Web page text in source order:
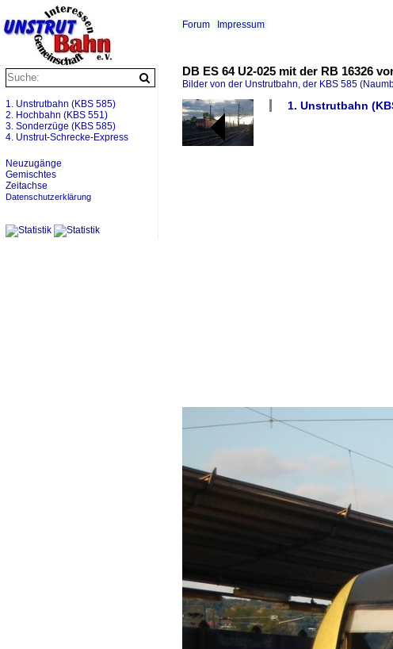
Forum Impressum
DB ES 64 U2-025 mit der RB 16326
Bilder von der Unstrutbahn, der KBS 585
1. Unstrutbahn
1. Unstrutbahn (KBS 585)
2. Hochbahn (KBS 551)
3. Sonderzüge (KBS 585)
4. Unstrut-Schrecke-Express
Neuzugänge
Gemischtes
Zeitachse
Datenschutzerklärung